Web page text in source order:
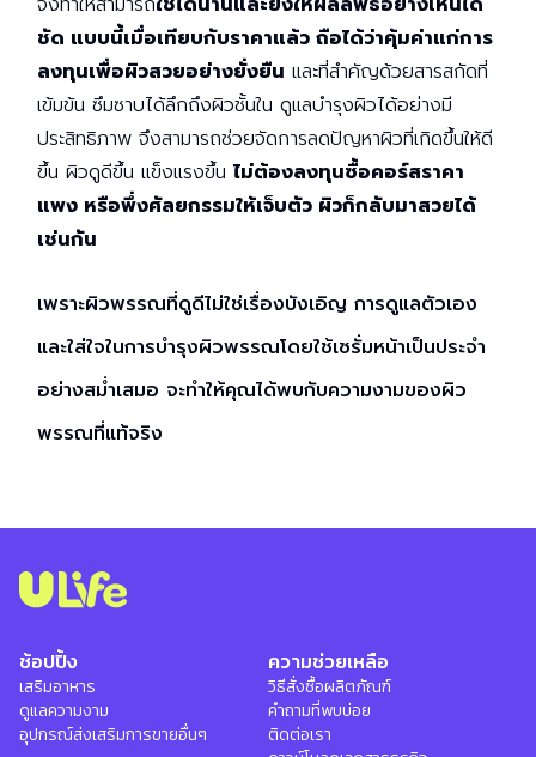
ชัด แบบนี้เมื่อเทียบกับราคาแล้ว ถือได้ว่าคุ้มค่าแก่การ
ลงทุนเพื่อผิวสวยอย่างยั่งยืน และที่สำคัญด้วยสารสกัดที่
เข้มข้น ซึมซาบได้ลึกถึงผิวชั้นใน ดูแลบำรุงผิวได้อย่างมี
ประสิทธิภาพ จึงสามารถช่วยจัดการลดปัญหาผิวที่เกิดขึ้นให้ดี
ขึ้น ผิวดูดีขึ้น แข็งแรงขึ้น ไม่ต้องลงทุนซื้อคอร์สราคา
แพง หรือพึ่งศัลยกรรมให้เจ็บตัว ผิวก็กลับมาสวยได้
เช่นกัน
เพราะผิวพรรณที่ดูดีไม่ใช่เรื่องบังเอิญ การดูแลตัวเอง
และใส่ใจในการบำรุงผิวพรรณโดยใช้เซรั่มหน้าเป็นประจำ
อย่างสม่ำเสมอ จะทำให้คุณได้พบกับความงามของผิว
พรรณที่แท้จริง
ช้อปปิ้ง
เสริมอาหาร
ดูแลความงาม
อุปกรณ์ส่งเสริมการขายอื่นๆ
ความช่วยเหลือ
วิธีสั่งซื้อผลิตภัณฑ์
คำถามที่พบบ่อย
ติดต่อเรา